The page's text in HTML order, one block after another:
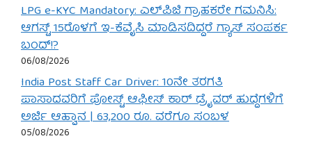
LPG e-KYC Mandatory: ಎಲ್‌ಪಿಜಿ ಗ್ರಾಹಕರೇ ಗಮನಿಸಿ:
ಆಗಸ್ಟ್ 15ರೊಳಗೆ ಇ-ಕೆವೈಸಿ ಮಾಡಿಸದಿದ್ದರೆ ಗ್ಯಾಸ್ ಸಂಪರ್ಕ
ಬಂದ್!?
06/08/2026
India Post Staff Car Driver: 10ನೇ ತರಗತಿ
ಪಾಸಾದವರಿಗೆ ಪೋಸ್ಟ್ ಆಫೀಸ್ ಕಾರ್ ಡ್ರೈವರ್ ಹುದ್ದೆಗಳಿಗೆ
ಅರ್ಜಿ ಆಹ್ವಾನ | 63,200 ರೂ. ವರೆಗೂ ಸಂಬಳ
05/08/2026